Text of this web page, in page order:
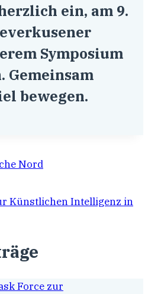
ein, am 9.
Symposium
Gemeinsam
bewegen.
Nord
Künstlichen Intelligenz in